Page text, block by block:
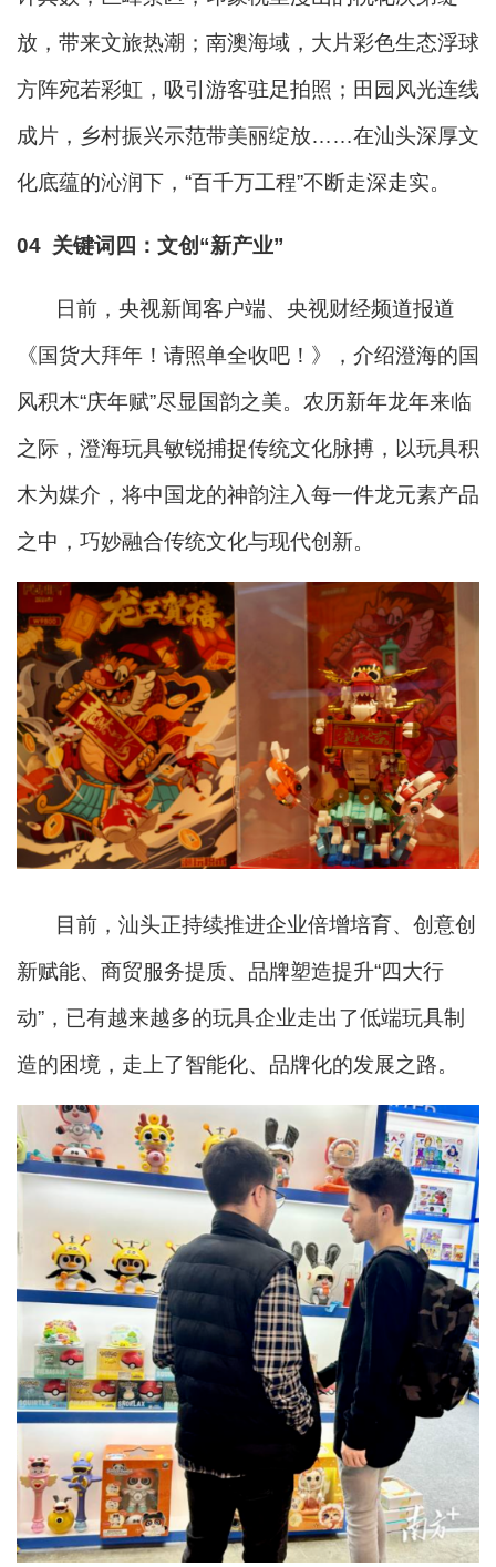
放，带来文旅热潮；南澳海域，大片彩色生态浮球
方阵宛若彩虹，吸引游客驻足拍照；田园风光连线
成片，乡村振兴示范带美丽绽放……在汕头深厚文
化底蕴的沁润下，“百千万工程”不断走深走实。
04 关键词四 ： 文创“新产业”
日前，央视新闻客户端、央视财经频道报道
《国货大拜年！请照单全收吧！》，介绍澄海的国
风积木“庆年赋”尽显国韵之美。 农历新年龙年来临
之际，澄海玩具敏锐捕捉传统文化脉搏，以玩具积
木为媒介，将中国龙的神韵注入每一件龙元素产品
之中，巧妙融合传统文化与现代创新。
目前，汕头正持续推进企业倍增培育、创意创
新赋能、商贸服务提质、品牌塑造提升“四大行
动”，已有越来越多的玩具企业走出了低端玩具制
造的困境，走上了智能化、品牌化的发展之路。